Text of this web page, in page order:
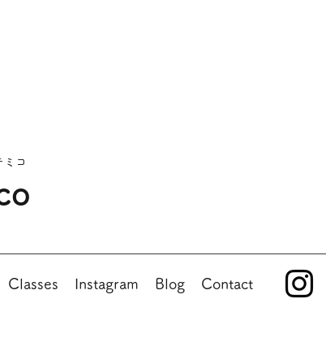
コ
Classes Instagram Blog Contact